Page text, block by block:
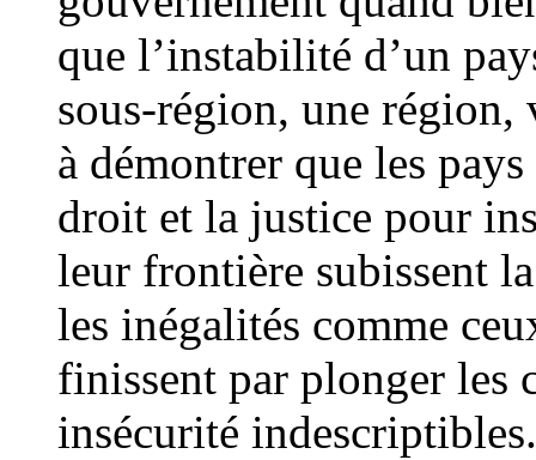
que l’instabilité d’un
sous-région, une
à démontrer que les
droit et la justice pour
leur frontière subissent
les inégalités comme
finissent par plonger les
insécurité indescriptibles.